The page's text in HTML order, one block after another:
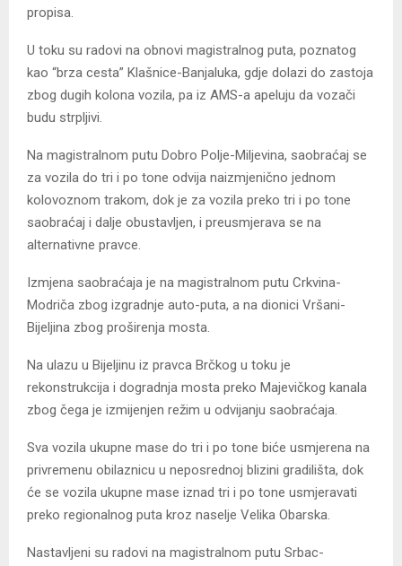
propisa.
U toku su radovi na obnovi magistralnog puta, poznatog
kao “brza cesta” Klašnice-Banjaluka, gdje dolazi do zastoja
zbog dugih kolona vozila, pa iz AMS-a apeluju da vozači
budu strpljivi.
Na magistralnom putu Dobro Polje-Miljevina, saobraćaj se
za vozila do tri i po tone odvija naizmjenično jednom
kolovoznom trakom, dok je za vozila preko tri i po tone
saobraćaj i dalje obustavljen, i preusmjerava se na
alternativne pravce.
Izmjena saobraćaja je na magistralnom putu Crkvina-
Modriča zbog izgradnje auto-puta, a na dionici Vršani-
Bijeljina zbog proširenja mosta.
Na ulazu u Bijeljinu iz pravca Brčkog u toku je
rekonstrukcija i dogradnja mosta preko Majevičkog kanala
zbog čega je izmijenjen režim u odvijanju saobraćaja.
Sva vozila ukupne mase do tri i po tone biće usmjerena na
privremenu obilaznicu u neposrednoj blizini gradilišta, dok
će se vozila ukupne mase iznad tri i po tone usmjeravati
preko regionalnog puta kroz naselje Velika Obarska.
Nastavljeni su radovi na magistralnom putu Srbac-